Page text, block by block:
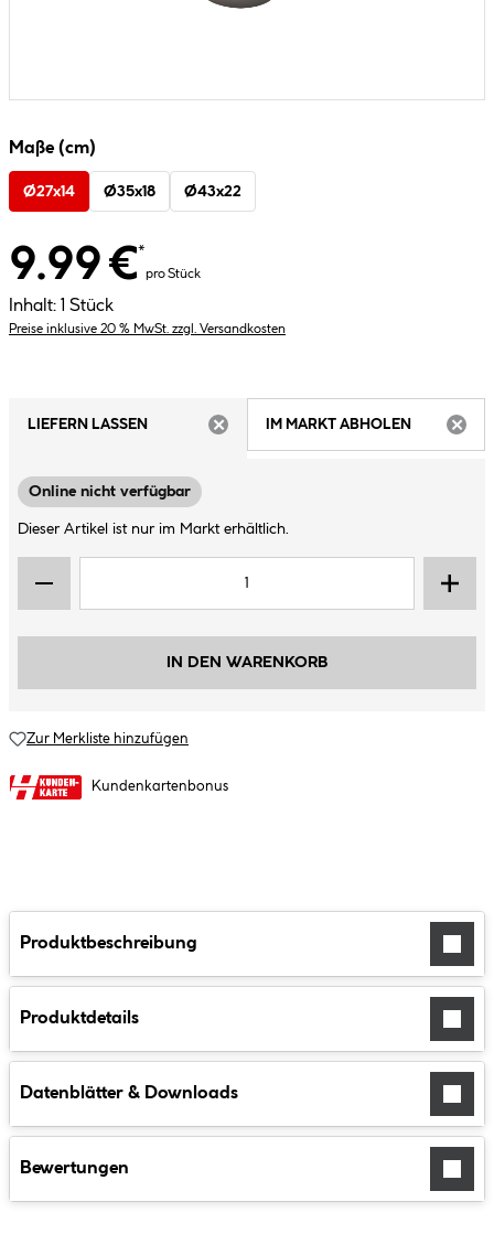
Maße (cm)
Ø27x14 Ø35x18 Ø43x22
9.99 €*
pro Stück
Inhalt: 1 Stück
Preise inklusive 20 % MwSt. zzgl. Versandkosten
LIEFERN LASSEN
IM MARKT ABHOLEN
Online nicht verfügbar
Dieser Artikel ist nur im Markt erhältlich.
IN DEN WARENKORB
Zur Merkliste hinzufügen
Kundenkartenbonus
Produktbeschreibung
Produktdetails
Datenblätter & Downloads
Bewertungen